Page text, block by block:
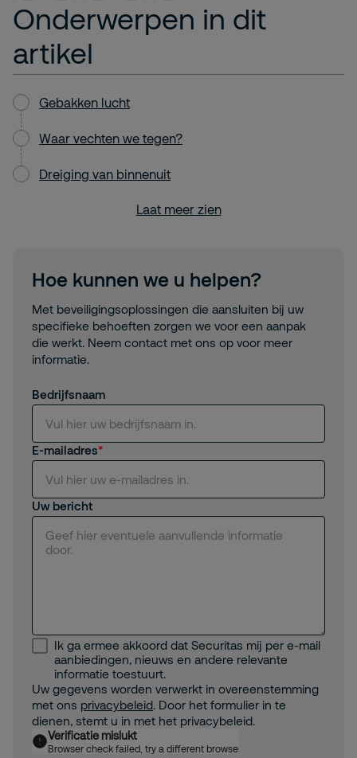
Onderwerpen in dit
artikel
Gebakken lucht
Waar vechten we tegen?
Dreiging van binnenuit
Laat meer zien
Hoe kunnen we u helpen?
Met beveiligingsoplossingen die aansluiten bij uw
specifieke behoeften zorgen we voor een aanpak
die werkt. Neem contact met ons op voor meer
informatie.
Bedrijfsnaam
E-mailadres
Uw bericht
Ik ga ermee akkoord dat Securitas mij per e-mail
aanbiedingen, nieuws en andere relevante
informatie toestuurt.
Uw gegevens worden verwerkt in overeenstemming
met ons privacybeleid. Door het formulier in te
dienen, stemt u in met het privacybeleid.
Verificatie mislukt
Browser check failed, try a different browser